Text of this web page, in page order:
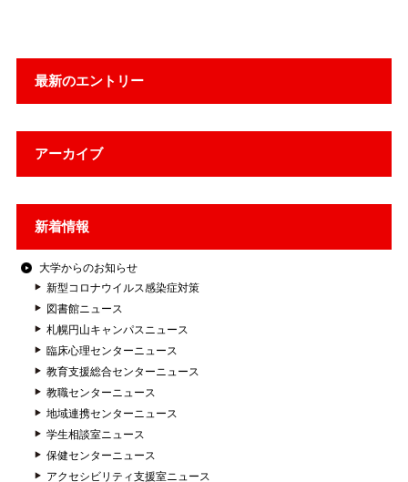
最新のエントリー
アーカイブ
新着情報
大学からのお知らせ
新型コロナウイルス感染症対策
図書館ニュース
札幌円山キャンパスニュース
臨床心理センターニュース
教育支援総合センターニュース
教職センターニュース
地域連携センターニュース
学生相談室ニュース
保健センターニュース
アクセシビリティ支援室ニュース